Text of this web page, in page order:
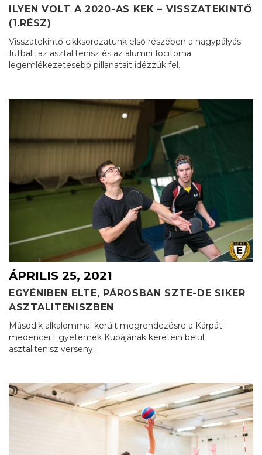
ILYEN VOLT A 2020-AS KEK – VISSZATEKINTŐ
(1.RÉSZ)
Visszatekintő cikksorozatunk első részében a nagypályás
futball, az asztalitenisz és az alumni focitorna
legemlékezetesebb pillanatait idézzük fel.
ÁPRILIS 25, 2021
EGYÉNIBEN ELTE, PÁROSBAN SZTE-DE SIKER
ASZTALITENISZBEN
Második alkalommal került megrendezésre a Kárpát-
medencei Egyetemek Kupájának keretein belül
asztalitenisz verseny.